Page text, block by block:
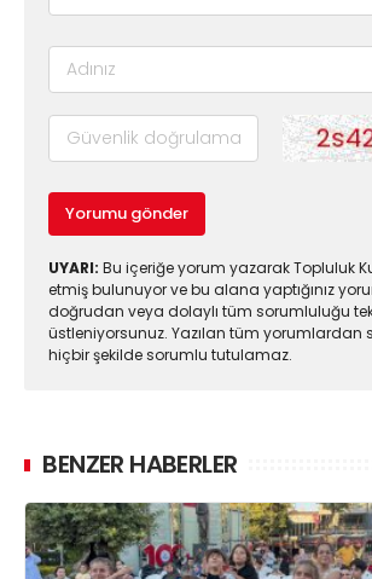
Yorumu gönder
UYARI: Bu içeriğe yorum yazarak Topluluk
etmiş bulunuyor ve bu alana yaptığınız
doğrudan veya dolaylı tüm sorumluluğu tek
üstleniyorsunuz. Yazılan tüm yorumlardan
hiçbir şekilde sorumlu tutulamaz.
BENZER HABERLER